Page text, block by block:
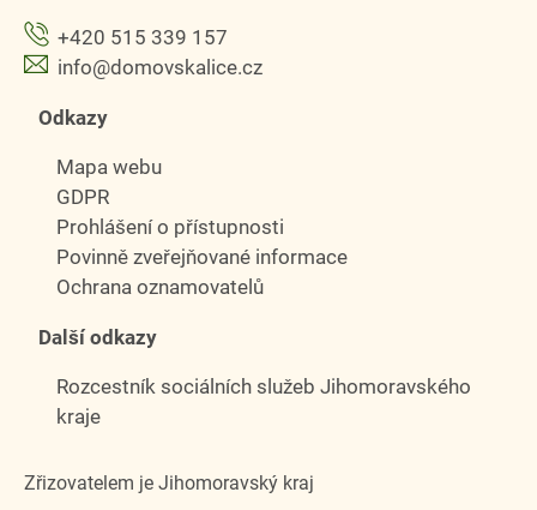
+420 515 339 157
info@domovskalice.cz
Odkazy
Mapa webu
GDPR
Prohlášení o přístupnosti
Povinně zveřejňované informace
Ochrana oznamovatelů
Další odkazy
Rozcestník sociálních služeb Jihomoravského
kraje
Zřizovatelem je Jihomoravský kraj